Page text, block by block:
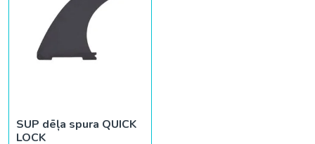
SUP dēļa spura QUICK
LOCK